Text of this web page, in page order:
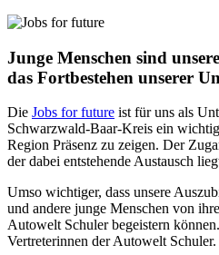
Junge Menschen sind
das Fortbestehen unserer
Die Jobs for future ist für uns als
Schwarzwald-Baar-Kreis ein
Region Präsenz zu zeigen. Der
der dabei entstehende Austausch
Umso wichtiger, dass unsere
und andere junge Menschen von
Autowelt Schuler begeistern
Vertreterinnen der Autowelt Schuler.